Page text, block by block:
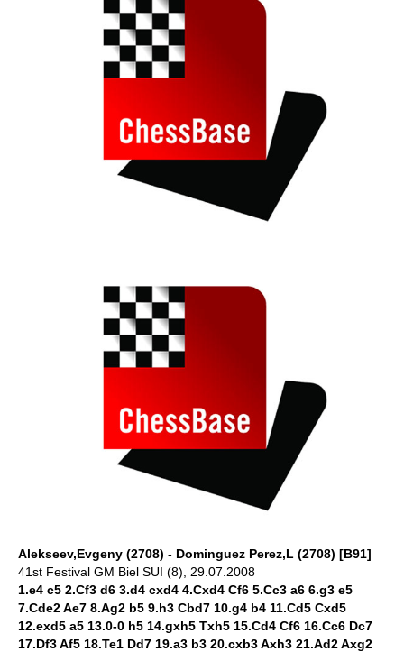
Alekseev,Evgeny (2708) - Dominguez Perez,L (2708) [B91]
41st Festival GM Biel SUI (8), 29.07.2008
1.e4 c5 2.Cf3 d6 3.d4 cxd4 4.Cxd4 Cf6 5.Cc3 a6 6.g3 e5
7.Cde2 Ae7 8.Ag2 b5 9.h3 Cbd7 10.g4 b4 11.Cd5 Cxd5
12.exd5 a5 13.0-0 h5 14.gxh5 Txh5 15.Cd4 Cf6 16.Cc6 Dc7
17.Df3 Af5 18.Te1 Dd7 19.a3 b3 20.cxb3 Axh3 21.Ad2 Axg2